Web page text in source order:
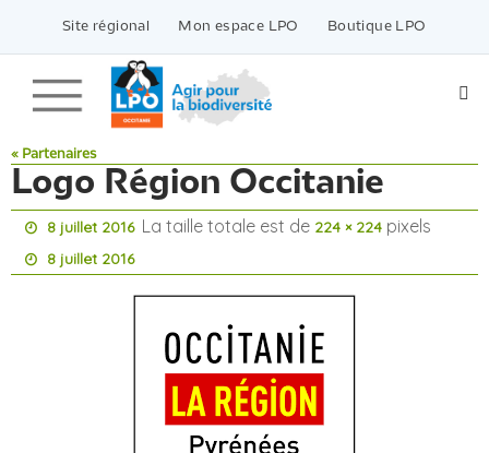
contenu
Site régional Mon espace LPO Boutique LPO
« Partenaires
Logo Région Occitanie
8 juillet 2016 La taille totale est de 224 × 224 pixels
8 juillet 2016